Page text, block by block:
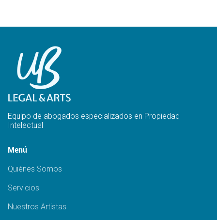
Equipo de abogados especializados en Propiedad
Intelectual
Menú
Quiénes Somos
Servicios
Nuestros Artistas